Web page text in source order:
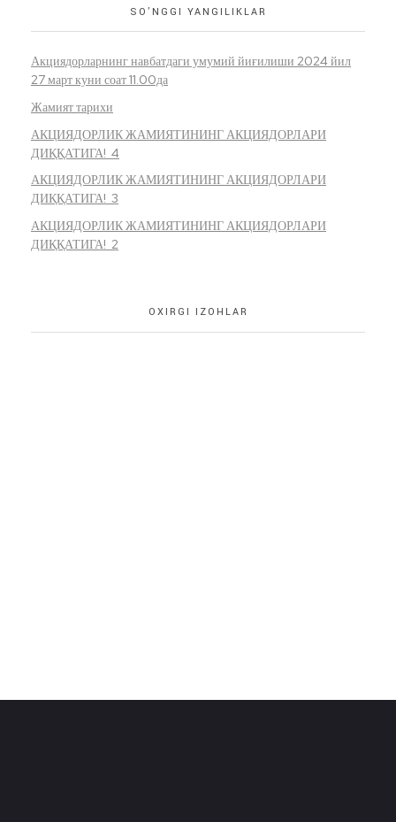
SO’NGGI YANGILIKLAR
Акциядорларнинг навбатдаги умумий йиғилиши 2024 йил
27 март куни соат 11.00да
Жамият тарихи
АКЦИЯДОРЛИК ЖАМИЯТИНИНГ АКЦИЯДОРЛАРИ
ДИҚҚАТИГА! 4
АКЦИЯДОРЛИК ЖАМИЯТИНИНГ АКЦИЯДОРЛАРИ
ДИҚҚАТИГА! 3
АКЦИЯДОРЛИК ЖАМИЯТИНИНГ АКЦИЯДОРЛАРИ
ДИҚҚАТИГА! 2
OXIRGI IZOHLAR